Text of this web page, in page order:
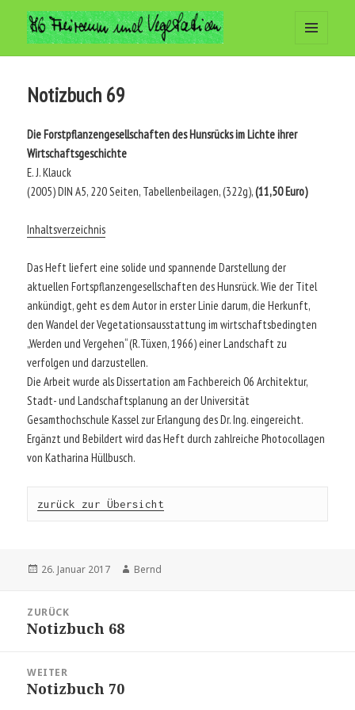
Arbeitsgemeinschaft Freiraum
und Vegetation
Notizbuch 69
Die Forstpflanzengesellschaften des Hunsrücks im Lichte ihrer
Wirtschaftsgeschichte
E. J. Klauck
(2005) DIN A5, 220 Seiten, Tabellenbeilagen, (322g),(11,50 Euro)
Inhaltsverzeichnis
Das Heft liefert eine solide und spannende Darstellung der
aktuellen Fortspflanzengesellschaften des Hunsrück. Wie der Titel
ankündigt, geht es dem Autor in erster Linie darum, die Herkunft,
den Wandel der Vegetationsausstattung im wirtschaftsbedingten
„Werden und Vergehen“ (R.Tüxen, 1966) einer Landschaft zu
verfolgen und darzustellen.
Die Arbeit wurde als Dissertation am Fachbereich 06 Architektur,
Stadt- und Landschaftsplanung an der Universität
Gesamthochschule Kassel zur Erlangung des Dr. Ing. eingereicht.
Ergänzt und Bebildert wird das Heft durch zahlreiche Photocollagen
von Katharina Hüllbusch.
zurück zur Übersicht
Veröffentlicht
26. Januar 2017 Autor
Bernd
ZURÜCK
Vorheriger
Notizbuch 68
WEITER
Nächster
Notizbuch 70